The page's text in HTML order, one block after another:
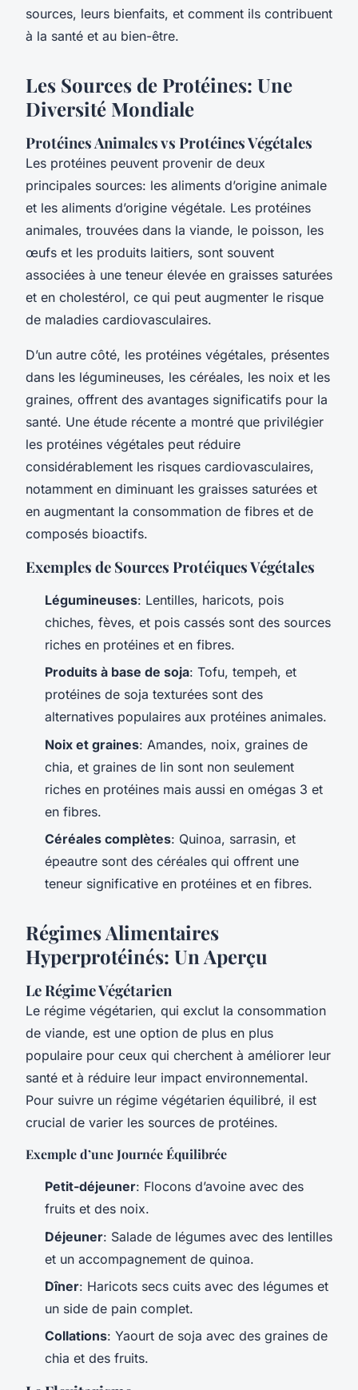
sources, leurs bienfaits, et comment ils contribuent
à la santé et au bien-être.
Les Sources de Protéines: Une
Diversité Mondiale
Protéines Animales vs Protéines Végétales
Les protéines peuvent provenir de deux
principales sources: les aliments d’origine animale
et les aliments d’origine végétale. Les protéines
animales, trouvées dans la viande, le poisson, les
œufs et les produits laitiers, sont souvent
associées à une teneur élevée en graisses saturées
et en cholestérol, ce qui peut augmenter le risque
de maladies cardiovasculaires.
D’un autre côté, les protéines végétales, présentes
dans les légumineuses, les céréales, les noix et les
graines, offrent des avantages significatifs pour la
santé. Une étude récente a montré que privilégier
les protéines végétales peut réduire
considérablement les risques cardiovasculaires,
notamment en diminuant les graisses saturées et
en augmentant la consommation de fibres et de
composés bioactifs.
Exemples de Sources Protéiques Végétales
Légumineuses: Lentilles, haricots, pois
chiches, fèves, et pois cassés sont des sources
riches en protéines et en fibres.
Produits à base de soja: Tofu, tempeh, et
protéines de soja texturées sont des
alternatives populaires aux protéines animales.
Noix et graines: Amandes, noix, graines de
chia, et graines de lin sont non seulement
riches en protéines mais aussi en omégas 3 et
en fibres.
Céréales complètes: Quinoa, sarrasin, et
épeautre sont des céréales qui offrent une
teneur significative en protéines et en fibres.
Régimes Alimentaires
Hyperprotéinés: Un Aperçu
Le Régime Végétarien
Le régime végétarien, qui exclut la consommation
de viande, est une option de plus en plus
populaire pour ceux qui cherchent à améliorer leur
santé et à réduire leur impact environnemental.
Pour suivre un régime végétarien équilibré, il est
crucial de varier les sources de protéines.
Exemple d’une Journée Équilibrée
Petit-déjeuner: Flocons d’avoine avec des
fruits et des noix.
Déjeuner: Salade de légumes avec des lentilles
et un accompagnement de quinoa.
Dîner: Haricots secs cuits avec des légumes et
un side de pain complet.
Collations: Yaourt de soja avec des graines de
chia et des fruits.